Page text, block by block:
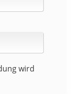
wird